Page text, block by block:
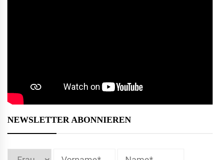
NEWSLETTER ABONNIEREN